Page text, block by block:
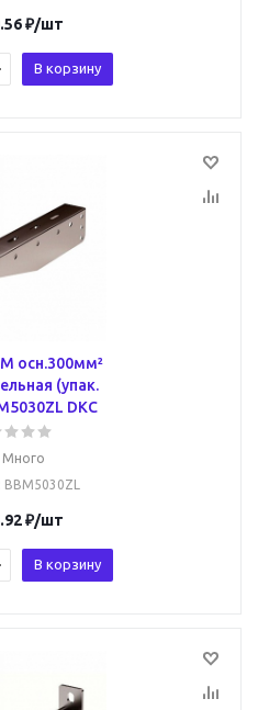
₽/шт
В корзину
осн.300мм²
(упак.
DKC
Много
: BBM5030ZL
₽/шт
В корзину